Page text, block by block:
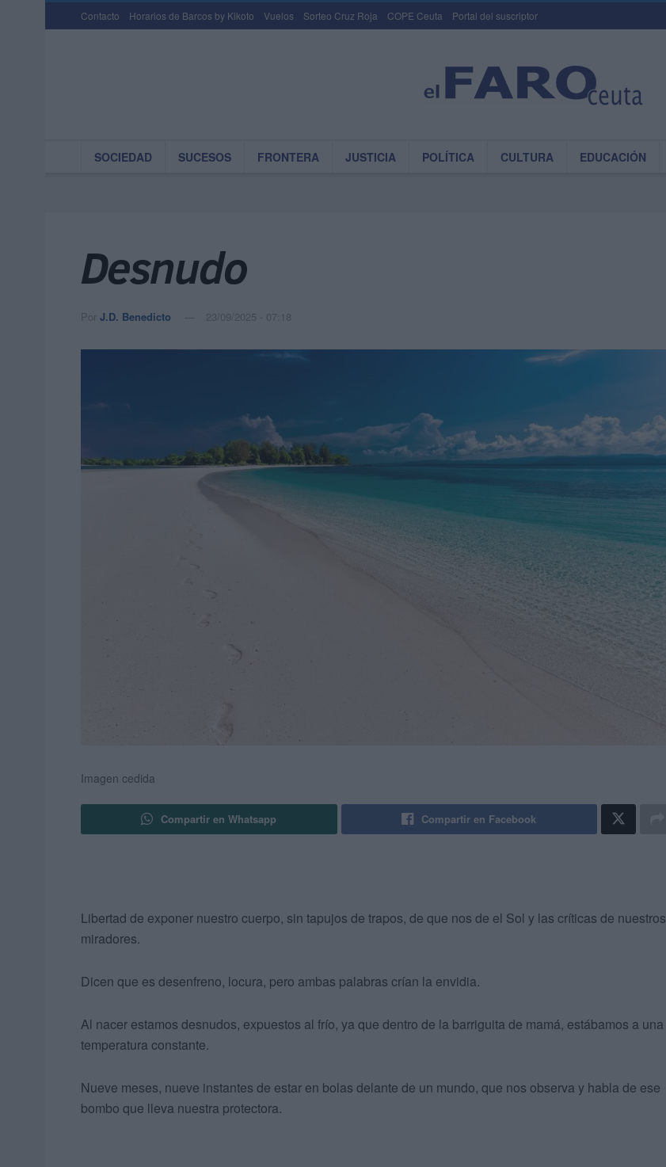
Contacto Horarios de Barcos by Kikoto Vuelos Sorteo Cruz Roja COPE Ceuta Portal del suscriptor
SOCIEDAD SUCESOS FRONTERA JUSTICIA POLÍTICA CULTURA EDUCACIÓN
Desnudo
Por J.D. Benedicto 23/09/2025 - 07:18
Imagen cedida
Compartir en Whatsapp Compartir en Facebook
Libertad de exponer nuestro cuerpo, sin tapujos de trapos, de que nos de el Sol y las críticas de nuestros
miradores.
Dicen que es desenfreno, locura, pero ambas palabras crían la envidia.
Al nacer estamos desnudos, expuestos al frío, ya que dentro de la barriguita de mamá, estábamos a una
temperatura constante.
Nueve meses, nueve instantes de estar en bolas delante de un mundo, que nos observa y habla de ese
bombo que lleva nuestra protectora.